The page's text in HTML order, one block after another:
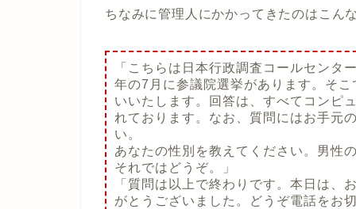
ちなみに管理人にかかってきたのはこん
「こちらは日本行政調査コールセンタ
年の7月に参議院選挙があります。そ
いいたします。回答は、すべてコンピ
れております。なお、質問にはお手元
い。
あなたの性別を教えてください。男性
それではどうぞ。」
「質問は以上で終わりです。本日は、
がとうございました。どうぞ電話をお